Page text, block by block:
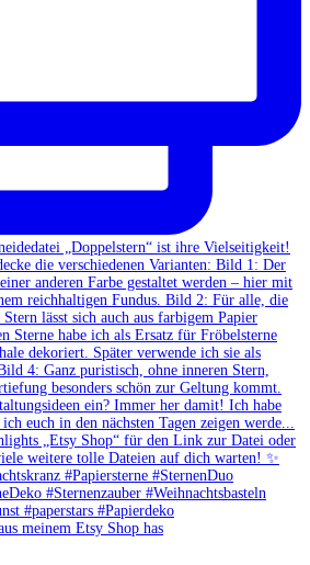
meinem Etsy Shop has